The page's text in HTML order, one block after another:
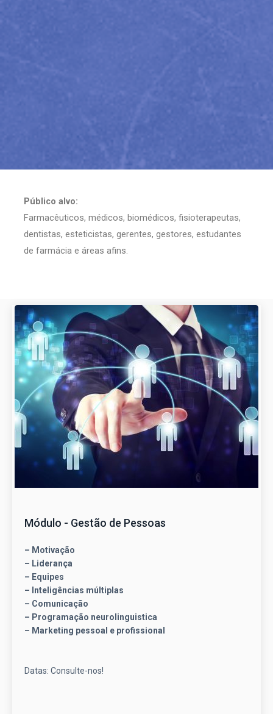
Público alvo:
Farmacêuticos, médicos, biomédicos, fisioterapeutas,
dentistas, esteticistas, gerentes, gestores, estudantes
de farmácia e áreas afins.
Módulo - Gestão de Pessoas
– Motivação
– Liderança
– Equipes
– Inteligências múltiplas
– Comunicação
– Programação neurolinguistica
– Marketing pessoal e profissional
Datas: Consulte-nos!